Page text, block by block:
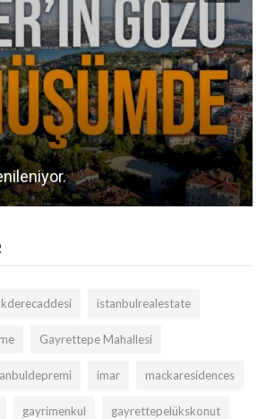
istanbulrealestate
Gayrettepe Mahallesi
imar mackaresidences
gayrimenkul gayrettepelükskonut